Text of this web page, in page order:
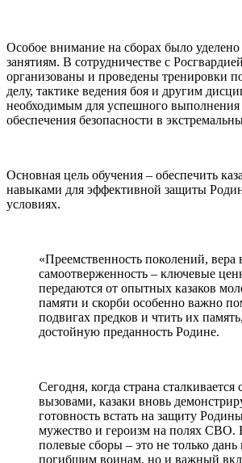
Особое внимание на сборах было
занятиям. В сотрудничестве с
организованы и проведены тренировки
делу, тактике ведения боя и другим
необходимым для успешного выполнения
обеспечения безопасности в
Основная цель обучения – обеспечить
навыками для эффективной защиты
условиях.
«Преемственность поколений, вера
самоотверженность – ключевые
передаются от опытных казаков
памяти и скорби особенно важно
подвигах предков и чтить их
достойную преданность Родине.
Сегодня, когда страна
вызовами, казаки вновь
готовность встать на защиту
мужество и героизм на полях СВО.
полевые сборы – это не только дань
погибшим воинам, но и важный